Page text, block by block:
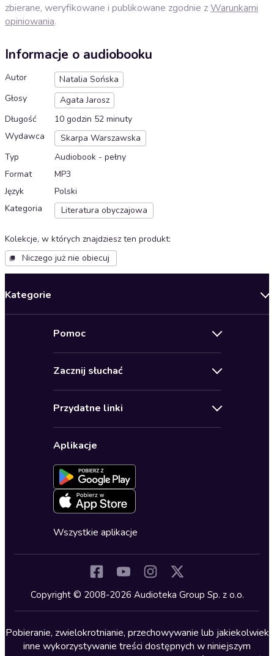
zbierane, weryfikowane i publikowane zgodnie zWarunkami
opiniowania.
Informacje o audiobooku
Autor
Natalia Sońska
Głosy
Agata Jarosz
Długość
10 godzin 52 minuty
Wydawca
Skarpa Warszawska
Typ
Audiobook - pełny
Format
MP3
Język
Polski
Kategoria
Literatura obyczajowa
Kolekcje, w których znajdziesz ten produkt:
Niczego już nie obiecuj
Kategorie
Biznes, marketing, ekonomia
Dla młodzieży
Kryminały
Lektury szkolne
Literatura anglojęzyczna
Pomoc
Pomoc
Ustawienia prywatności
Formularz zgłaszania nielegalnych treści
Deklaracja dostępności
Zacznij słuchać
Karnety
Oferta dla firm i bibliotek
Przydatne linki
Dołącz do newslettera
Blog
Zapowiedzi
Cykle audiobooków
Aplikacje
Wszystkie aplikacje
Copyright © 2008-2026 Audioteka Group Sp. z o.o.
Pobieranie, zwielokrotnianie, przechowywanie lub jakiekolwiek
inne wykorzystywanie treści dostępnych w niniejszym